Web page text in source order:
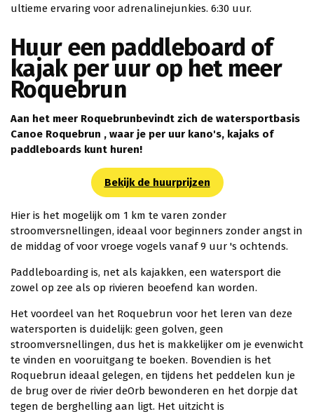
ultieme ervaring voor adrenalinejunkies. 6:30 uur.
Huur een paddleboard of
kajak per uur op het meer
Roquebrun
Aan het meer Roquebrunbevindt zich de watersportbasis
Canoe Roquebrun , waar je per uur kano's, kajaks of
paddleboards kunt huren!
Bekijk de huurprijzen
Hier is het mogelijk om 1 km te varen zonder
stroomversnellingen, ideaal voor beginners zonder angst in
de middag of voor vroege vogels vanaf 9 uur 's ochtends.
Paddleboarding is, net als kajakken, een watersport die
zowel op zee als op rivieren beoefend kan worden.
Het voordeel van het Roquebrun voor het leren van deze
watersporten is duidelijk: geen golven, geen
stroomversnellingen, dus het is makkelijker om je evenwicht
te vinden en vooruitgang te boeken. Bovendien is het
Roquebrun ideaal gelegen, en tijdens het peddelen kun je
de brug over de rivier deOrb bewonderen en het dorpje dat
tegen de berghelling aan ligt. Het uitzicht is